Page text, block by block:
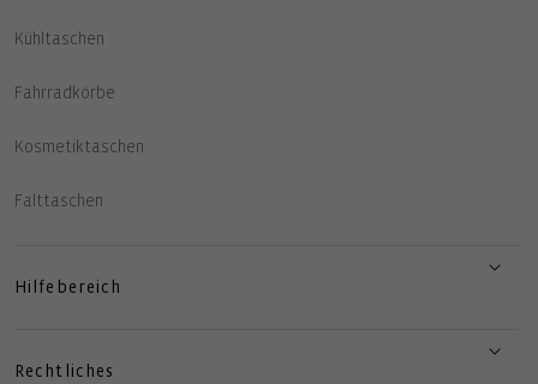
Kühltaschen
Fahrradkörbe
Kosmetiktaschen
Falttaschen
Hilfebereich
Rechtliches